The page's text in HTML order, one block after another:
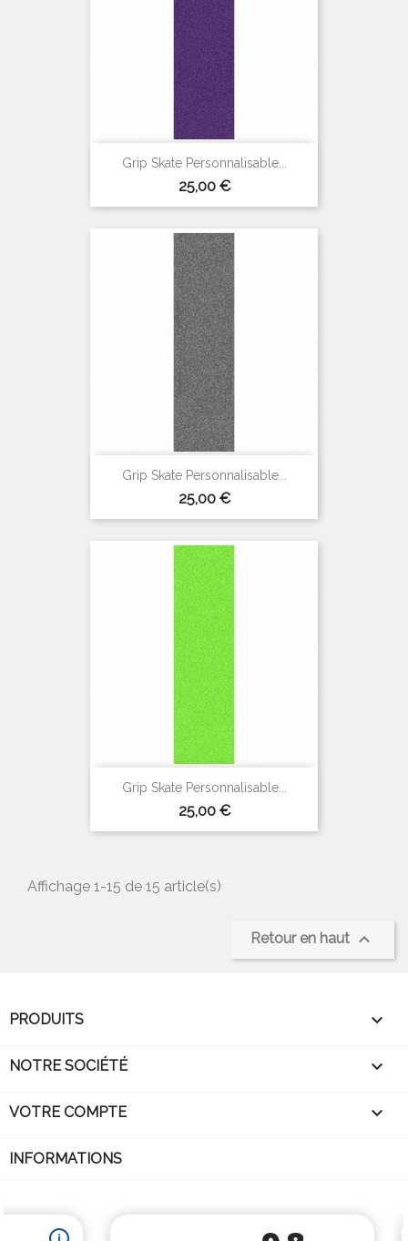
Grip Skate Personnalisable...
Prix
25,00 €
Grip Skate Personnalisable...
Prix
25,00 €
Grip Skate Personnalisable...
Prix
25,00 €
Affichage 1-15 de 15 article(s)
Retour en haut 
PRODUITS 
NOTRE SOCIÉTÉ 
VOTRE COMPTE 
INFORMATIONS